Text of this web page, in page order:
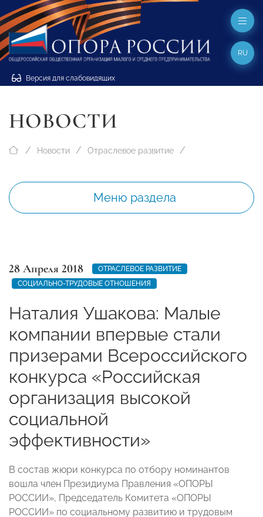
Версия для слабовидящих
RU
НОВОСТИ
Новости Отраслевое развитие
Меню раздела
28 Апреля 2018
ОТРАСЛЕВОЕ РАЗВИТИЕ
СОЦИАЛЬНО-ТРУДОВЫЕ ОТНОШЕНИЯ
Наталия Ушакова: Малые
компании впервые стали
призерами Всероссийского
конкурса «Российская
организация высокой
социальной
эффективности»
В состав жюри конкурса по отбору номинантов
вошла член Президиума Правления «ОПОРЫ
РОССИИ», Председатель Комитета «ОПОРЫ
РОССИИ» по социальному развитию и трудовым